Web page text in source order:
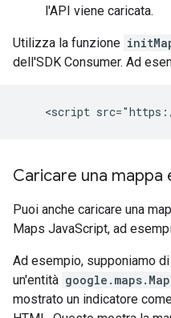
l'API viene caricata.
Utilizza la funzione
dell'SDK Consumer. Ad
Caricare una mappa
Puoi anche caricare una
Maps JavaScript, ad
Ad esempio, supponiamo
un'entità google.maps.Map
mostrato un indicatore